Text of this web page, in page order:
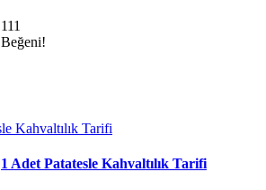
111
Beğeni!
1 Adet Patatesle Kahvaltılık Tarifi